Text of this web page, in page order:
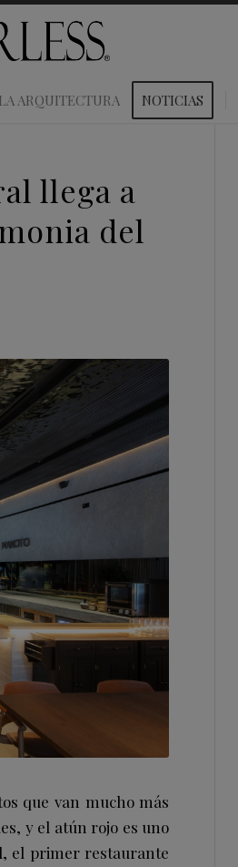
ARQUITECTURA NOTICIAS
llega a
del
que van mucho más
y el atún rojo es uno
el primer restaurante